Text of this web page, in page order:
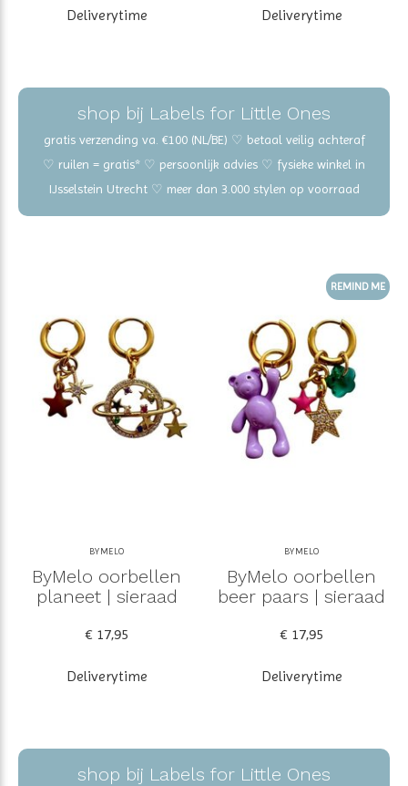
Deliverytime Deliverytime
shop bij Labels for Little Ones
gratis verzending va. €100 (NL/BE) ♡ betaal veilig achteraf
♡ ruilen = gratis* ♡ persoonlijk advies ♡ fysieke winkel in
IJsselstein Utrecht ♡ meer dan 3.000 stylen op voorraad
BYMELO
ByMelo oorbellen
planeet | sieraad
€ 17,95
Deliverytime
REMIND ME
BYMELO
ByMelo oorbellen
beer paars | sieraad
€ 17,95
Deliverytime
shop bij Labels for Little Ones